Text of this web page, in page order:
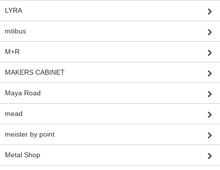
LYRA
möbus
M+R
MAKERS CABINET
Maya Road
mead
meister by point
Metal Shop